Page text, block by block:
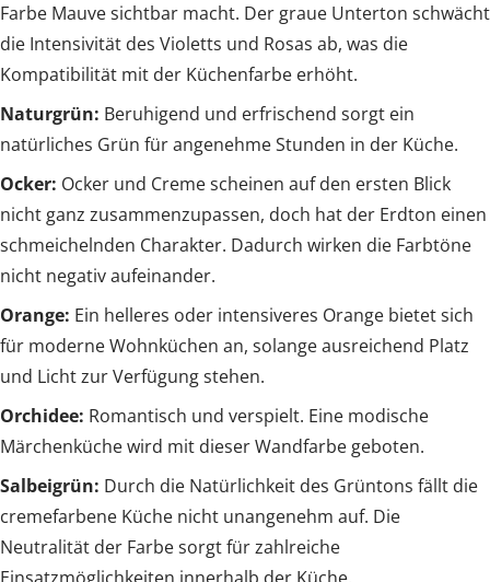
Farbe Mauve sichtbar macht. Der graue Unterton schwächt
die Intensivität des Violetts und Rosas ab, was die
Kompatibilität mit der Küchenfarbe erhöht.
Naturgrün: Beruhigend und erfrischend sorgt ein
natürliches Grün für angenehme Stunden in der Küche.
Ocker: Ocker und Creme scheinen auf den ersten Blick
nicht ganz zusammenzupassen, doch hat der Erdton einen
schmeichelnden Charakter. Dadurch wirken die Farbtöne
nicht negativ aufeinander.
Orange: Ein helleres oder intensiveres Orange bietet sich
für moderne Wohnküchen an, solange ausreichend Platz
und Licht zur Verfügung stehen.
Orchidee: Romantisch und verspielt. Eine modische
Märchenküche wird mit dieser Wandfarbe geboten.
Salbeigrün: Durch die Natürlichkeit des Grüntons fällt die
cremefarbene Küche nicht unangenehm auf. Die
Neutralität der Farbe sorgt für zahlreiche